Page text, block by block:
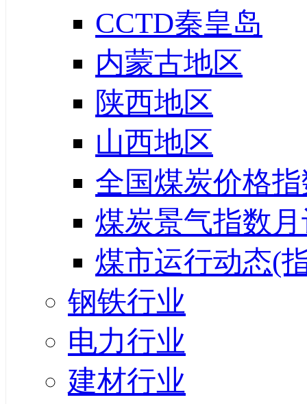
CCTD秦皇岛
内蒙古地区
陕西地区
山西地区
全国煤炭价格
煤炭景气指数
煤市运行动态(
钢铁行业
电力行业
建材行业